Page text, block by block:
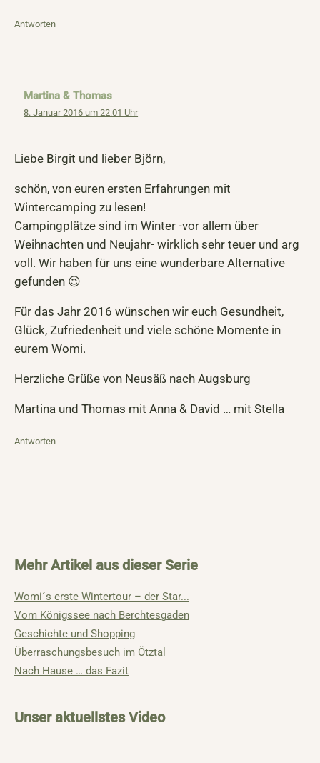
Antworten
Martina & Thomas
8. Januar 2016 um 22:01 Uhr
Liebe Birgit und lieber Björn,
schön, von euren ersten Erfahrungen mit
Wintercamping zu lesen!
Campingplätze sind im Winter -vor allem über
Weihnachten und Neujahr- wirklich sehr teuer und arg
voll. Wir haben für uns eine wunderbare Alternative
gefunden 😉
Für das Jahr 2016 wünschen wir euch Gesundheit,
Glück, Zufriedenheit und viele schöne Momente in
eurem Womi.
Herzliche Grüße von Neusäß nach Augsburg
Martina und Thomas mit Anna & David … mit Stella
Antworten
Mehr Artikel aus dieser Serie
Womi´s erste Wintertour – der Star...
Vom Königssee nach Berchtesgaden
Geschichte und Shopping
Überraschungsbesuch im Ötztal
Nach Hause … das Fazit
Unser aktuellstes Video